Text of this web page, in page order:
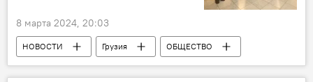
8 марта 2024, 20:03
НОВОСТИ Грузия
ОБЩЕСТВО
Президент Грузии
За права женщин Грузии